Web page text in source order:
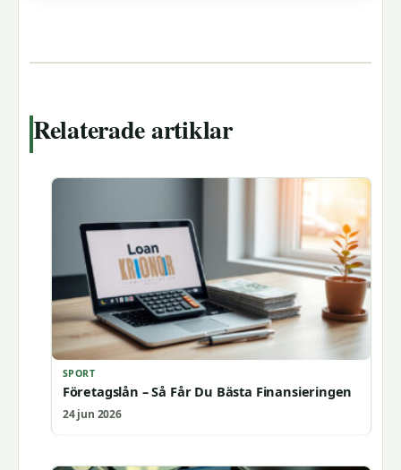
Relaterade artiklar
SPORT
Företagslån – Så Får Du Bästa Finansieringen
24 jun 2026